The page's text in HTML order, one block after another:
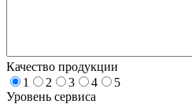
Качество продукции
1
2 3 4
5
Уровень сервиса